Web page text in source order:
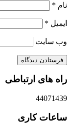
نام *
ایمیل *
وب‌ سایت
راه های ارتباطی
44071439
ساعات کاری